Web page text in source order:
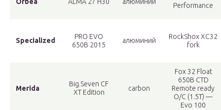
Performance
Specialized
PRO EVO
650B 2015
алюминий
RockShox XC32
fork
Merida
Big.Seven CF
XT Edition
carbon
Fox 32 Float
650B CTD
Remote ready
O/C (1.5T) —
Evo 100